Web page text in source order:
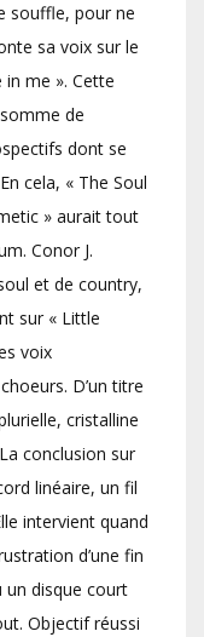
souffle, pour ne
sa voix sur le
me ». Cette
de
dont se
cela, « The Soul
» aurait tout
Conor J.
et de country,
sur « Little
voix
D’un titre
cristalline
conclusion sur
linéaire, un fil
intervient quand
d’une fin
un disque court
Objectif réussi